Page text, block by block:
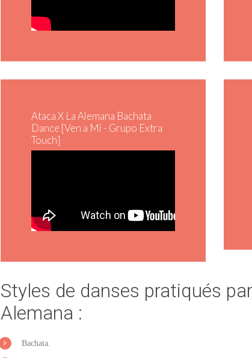
Ataca X La Alemana Bachata
Dance [Ven a Mi - Grupo Extra
Touch]
Styles de danses pratiqués
Alemana :
Bachata.